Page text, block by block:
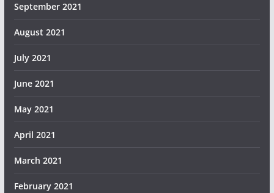
September 2021
August 2021
July 2021
June 2021
May 2021
April 2021
March 2021
February 2021